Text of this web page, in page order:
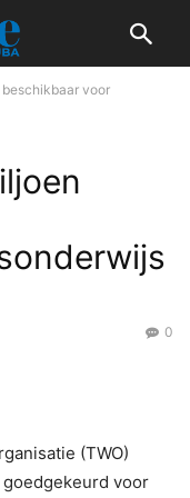
beschikbaar voor
0
(TWO)
goedgekeurd voor